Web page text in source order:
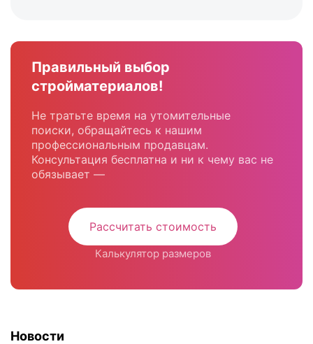
Правильный выбор
стройматериалов!
Не тратьте время на утомительные
поиски, обращайтесь к нашим
профессиональным продавцам.
Консультация бесплатна и ни к чему вас не
обязывает —
Рассчитать стоимость
Калькулятор размеров
Новости